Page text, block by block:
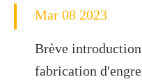
Mar 08 2023
Brève introduction
fabrication